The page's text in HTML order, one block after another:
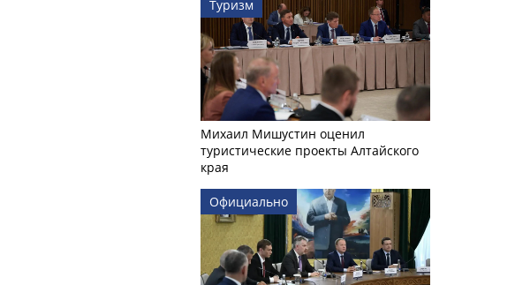
Туризм
Михаил Мишустин оценил
туристические проекты Алтайского
края
Официально